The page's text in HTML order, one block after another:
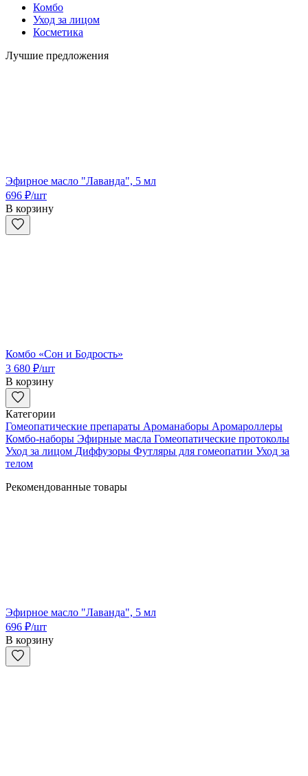
Комбо
Уход за лицом
Косметика
Лучшие предложения
Эфирное масло "Лаванда", 5 мл
696 ₽/шт
В корзину
Комбо «Сон и Бодрость»
3 680 ₽/шт
В корзину
Категории
Гомеопатические препараты Ароманаборы Аромароллеры
Комбо-наборы Эфирные масла Гомеопатические протоколы
Уход за лицом Диффузоры Футляры для гомеопатии Уход за
телом
Рекомендованные товары
Эфирное масло "Лаванда", 5 мл
696 ₽/шт
В корзину